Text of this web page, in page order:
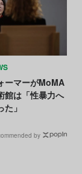
ーマーがMoMA
館は「性暴力へ
」
by